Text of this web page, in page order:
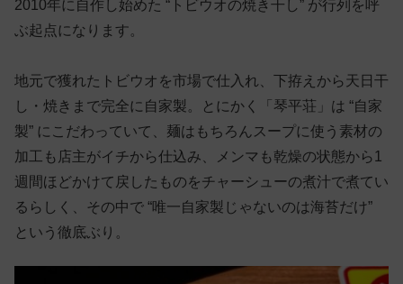
2010年に自作し始めた “トビウオの焼き干し” が行列を呼
ぶ起点になります。
地元で獲れたトビウオを市場で仕入れ、下拵えから天日干
し・焼きまで完全に自家製。とにかく「琴平荘」は “自家
製” にこだわっていて、麺はもちろんスープに使う素材の
加工も店主がイチから仕込み、メンマも乾燥の状態から1
週間ほどかけて戻したものをチャーシューの煮汁で煮てい
るらしく、その中で “唯一自家製じゃないのは海苔だけ”
という徹底ぶり。